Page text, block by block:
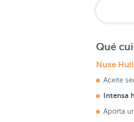
Qué
Nuxe
Aceite
Intensa
Aporta